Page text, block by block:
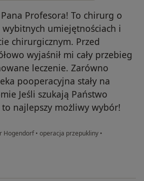
Profesora! To chirurg o
umiejętnościach i
chirurgicznym. Przed
wyjaśnił mi cały przebieg
leczenie. Zarówno
pooperacyjna stały na
Jeśli szukają Państwo
najlepszy możliwy wybór!
Hogendorf• operacja przepukliny •